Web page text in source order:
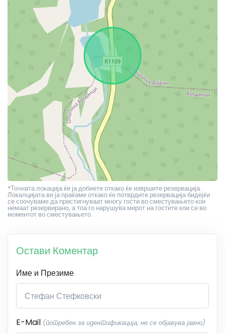
*Точната локација ќе ја добиете откако ќе извршите резервација.
Локалцијата ви ја праќаме откако ќе потврдите резервација бидејќи
се соочуваме да пристигнуваат многу гости во сместувањето кои
немаат резервирано, а тоа го нарушува мирот на гостите кои се во
моментот во сместувањето.
Остави Коментар
Име и Презиме
E-Mail (потребен за идентификација, не се објавува јавно)